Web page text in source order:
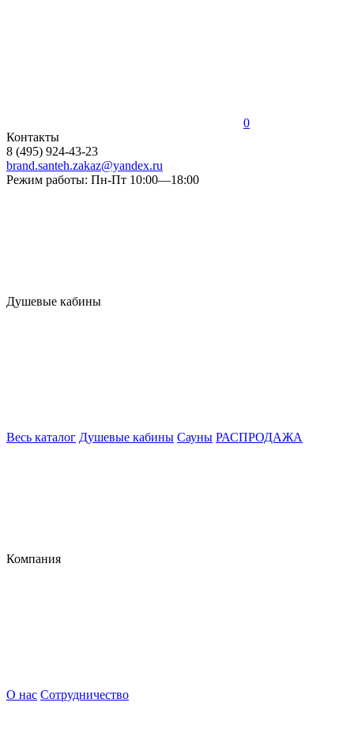
0
Контакты
8 (495) 924-43-23
brand.santeh.zakaz@yandex.ru
Режим работы: Пн-Пт 10:00—18:00
Душевые кабины
Весь каталог Душевые кабины Сауны РАСПРОДАЖА
Компания
О нас Сотрудничество